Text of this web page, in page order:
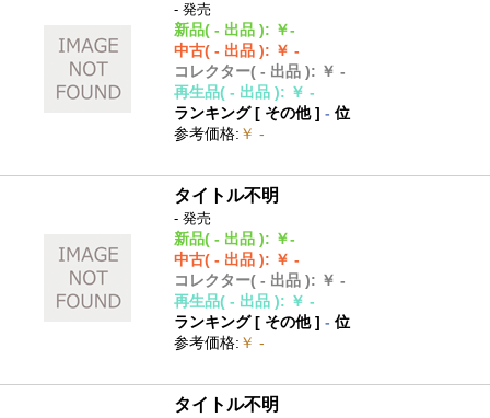
- 発売
新品( - 出品 ): ￥-
中古( - 出品 ): ￥ -
コレクター( - 出品 ): ￥ -
再生品( - 出品 ): ￥ -
ランキング [ その他]- 位
参考価格: ￥ -
タイトル不明
- 発売
新品( - 出品 ): ￥-
中古( - 出品 ): ￥ -
コレクター( - 出品 ): ￥ -
再生品( - 出品 ): ￥ -
ランキング [ その他]- 位
参考価格: ￥ -
タイトル不明